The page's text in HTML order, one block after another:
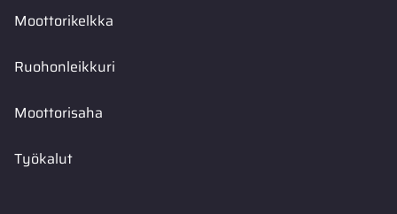
Moottorikelkka
Ruohonleikkuri
Moottorisaha
Työkalut